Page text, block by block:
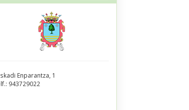
Enparantza, 1
943729022